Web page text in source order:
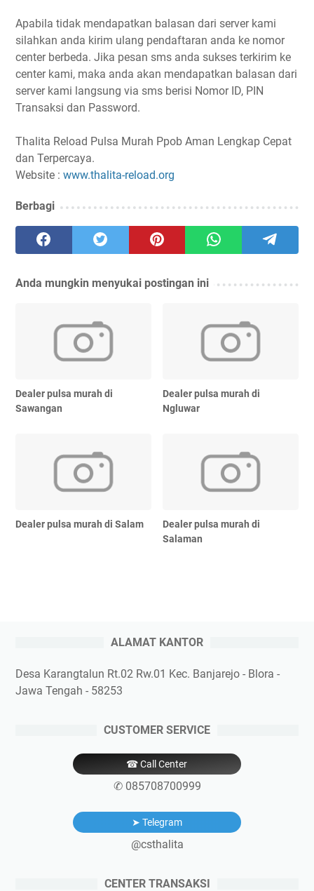
Apabila tidak mendapatkan balasan dari server kami
silahkan anda kirim ulang pendaftaran anda ke nomor
center berbeda. Jika pesan sms anda sukses terkirim ke
center kami, maka anda akan mendapatkan balasan dari
server kami langsung via sms berisi Nomor ID, PIN
Transaksi dan Password.
Thalita Reload Pulsa Murah Ppob Aman Lengkap Cepat
dan Terpercaya.
Website : www.thalita-reload.org
Berbagi
Anda mungkin menyukai postingan ini
Dealer pulsa murah di
Sawangan
Dealer pulsa murah di
Ngluwar
Dealer pulsa murah di Salam
Dealer pulsa murah di
Salaman
ALAMAT KANTOR
Desa Karangtalun Rt.02 Rw.01 Kec. Banjarejo - Blora -
Jawa Tengah - 58253
CUSTOMER SERVICE
☎ Call Center
✆ 085708700999
➤ Telegram
@csthalita
CENTER TRANSAKSI